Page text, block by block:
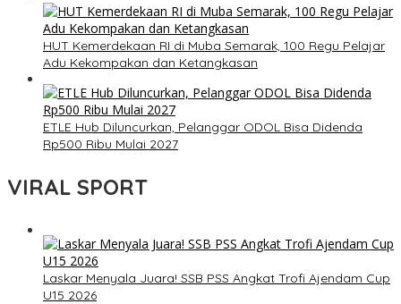
HUT Kemerdekaan RI di Muba Semarak, 100 Regu Pelajar
Adu Kekompakan dan Ketangkasan
ETLE Hub Diluncurkan, Pelanggar ODOL Bisa Didenda
Rp500 Ribu Mulai 2027
VIRAL SPORT
Laskar Menyala Juara! SSB PSS Angkat Trofi Ajendam Cup
U15 2026